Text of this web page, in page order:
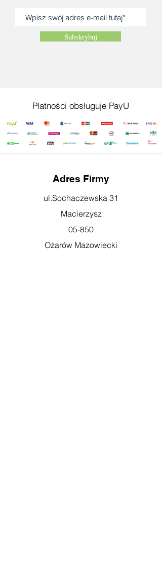
Subskrybuj
Płatności obsługuje PayU
Adres Firmy
ul.Sochaczewska 31
Macierzysz
05-850
Ożarów Mazowiecki